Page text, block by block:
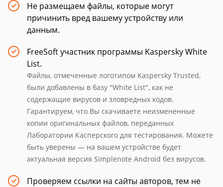
Не размещаем файлы, которые могут
причинить вред вашему устройству или
данным.
FreeSoft участник программы Kaspersky White
List.
Файлы, отмеченные логотипом Kaspersky Trusted,
были добавлены в базу "White List", как не
содержащие вирусов и зловредных кодов.
Гарантируем, что Вы скачиваете неизмененные
копии оригинальных файлов, переданных
Лаборатории Касперского для тестирования. Можете
быть уверены — на вашем устройстве будет
актуальная версия Simplenote Android без вирусов.
Проверяем ссылки на сайты авторов, тем не